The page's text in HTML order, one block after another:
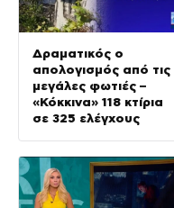
Δραματικός ο
απολογισμός από τις
μεγάλες φωτιές –
«Κόκκινα» 118 κτίρια
σε 325 ελέγχους